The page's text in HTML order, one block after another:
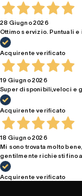
28 Giugno 2026
Ottimo servizio. Puntuali e
Acquirente verificato
19 Giugno 2026
Super disponibili,veloci e
Acquirente verificato
18 Giugno 2026
Mi sono trovata molto
gentilmente richiesti fino
Acquirente verificato